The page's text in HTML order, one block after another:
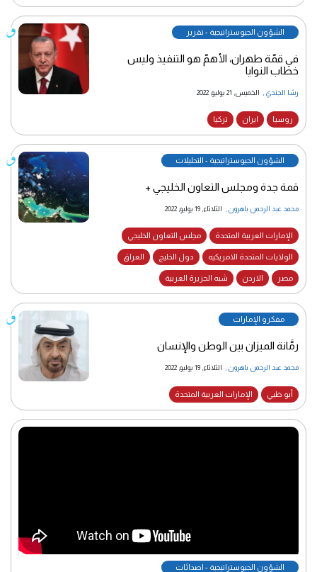
الشؤون الجيوستراتيجية - تقرير
في قمّة طهران، الأهمّ هو التنفيذ وليس
خطاب النوايا
رشا الجندي الخميس, 21 يوليو, 2022
روسيا ايران تركيا
الشؤون الجيوستراتيجية - التحليلات
قمة جدة ومجلس التعاون الخليجي +
محمد عبد الرحمن باهرون الثلاثاء, 19 يوليو, 2022
الإمارات العربية المتحدة مجلس التعاون الخليجي
الولايات المتحدة الامريكيه دول الخليج العراق
مصر الاردن شبه الجزيرة العربية
مفكرو الإمارات
رمَّانة الميزان بين الوطن والإنسان
محمد عبد الرحمن باهرون الثلاثاء, 19 يوليو, 2022
أبو ظبي الإمارات العربية المتحدة
الشؤون الجيوستراتيجية - اصدائات